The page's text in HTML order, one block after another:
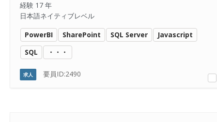
経験 17 年
日本語ネイティブレベル
PowerBI SharePoint SQL Server
Javascript
SQL
・・・
求人 要員ID:2490